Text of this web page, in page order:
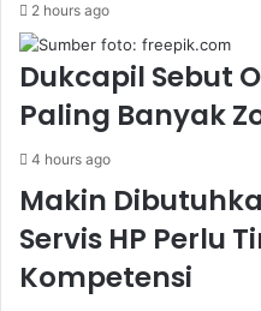
2 hours ago
Dukcapil Sebut
Paling Banyak
4 hours ago
Makin
Servis HP Perlu
Kompetensi